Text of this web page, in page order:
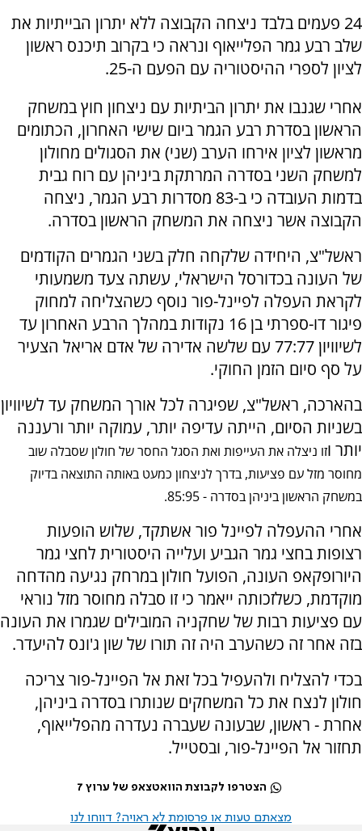
24 פעמים בלבד ניצחה הקבוצה ללא יתרון הבייתיות את
שלב רבע גמר הפלייאוף ונראה כי בקרוב תיכנס ראשון
לציון לספרי ההיסטוריה עם הפעם ה-25.
אחרי שגנבו את יתרון הביתיות עם ניצחון חוץ במשחק
הראשון בסדרת רבע הגמר ביום שישי האחרון, הכתומים
מראשון לציון אירחו הערב (שני) את הסגולים מחולון
למשחק השני בסדרה המרתקת ביניהן עם רוח גבית
בדמות העובדה כי ב-83 מסדרות רבע הגמר, ניצחה
הקבוצה אשר ניצחה את המשחק הראשון בסדרה.
ראשל"צ, היחידה שלקחה חלק בשני הגמרים הקודמים
של העונה בכדורסל הישראלי, עשתה צעד משמעותי
לקראת העפלה לפיינל-פור נוסף כשהצליחה למחוק
פיגור דו-ספרתי בן 16 נקודות במהלך הרבע האחרון עד
לשיוויון 77:77 עם שלשה אדירה של אדם אריאל הצעיר
על סף סיום הזמן החוקי.
בהארכה, ראשל"צ, שפיגרה לכל אורך המשחק עד לשיוויון
בשניות הסיום, הייתה עדיפה יותר, עמוקה יותר ורעננה
יותר וזו ניצלה את העייפות ואת הסגל החסר של חולון שסבלה שוב
מחוסר מזל עם פציעות, בדרך לניצחון כמעט באותה התוצאה בדיוק
במשחק הראשון ביניהן בסדרה - 85:95.
אחרי ההעפלה לפיינל פור אשתקד, שלוש הופעות
רצופות בחצי גמר הגביע ועלייה היסטורית לחצי גמר
היורופקאפ העונה, הפועל חולון במרחק נגיעה מהדחה
מוקדמת, כשלזכותה ייאמר כי זו סבלה מחוסר מזל נוראי
עם פציעות רבות של שחקניה המובילים שגמרו את העונה
בזה אחר זה כשהערב היה זה תורו של שון ג'ונס להיעדר.
בכדי להצליח ולהעפיל בכל זאת אל הפיינל-פור צריכה
חולון לנצח את כל המשחקים שנותרו בסדרה ביניהן,
אחרת - ראשון, שבעונה שעברה נעדרה מהפלייאוף,
תחזור אל הפיינל-פור, ובסטייל.
הצטרפו לקבוצת הוואטצאפ של ערוץ 7
מצאתם טעות או פרסומת לא ראויה? דווחו לנו